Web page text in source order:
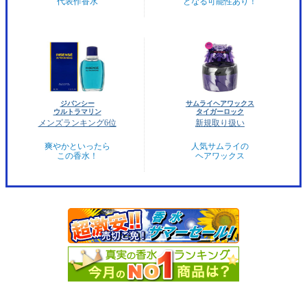
ジバンシー
ウルトラマリン
メンズランキング6位
爽やかといったら
この香水！
サムライヘアワックス
タイガーロック
新規取り扱い
人気サムライの
ヘアワックス